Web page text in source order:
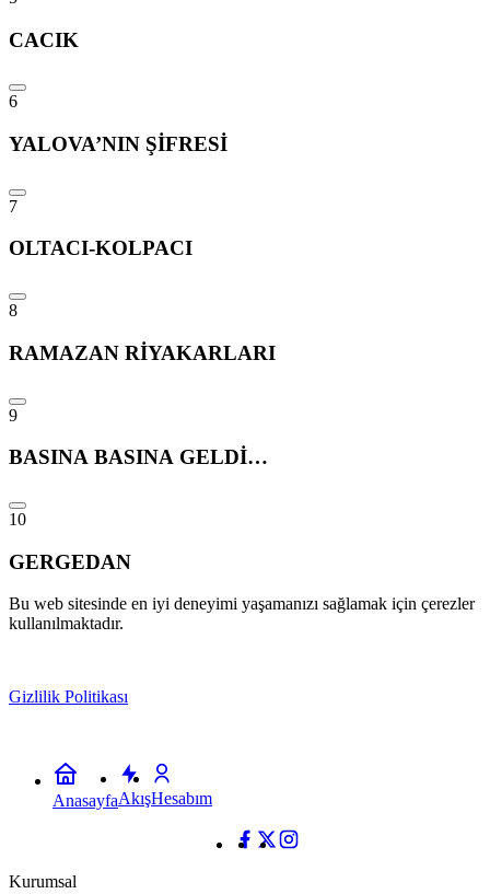
CACIK
6
YALOVA’NIN ŞİFRESİ
7
OLTACI-KOLPACI
8
RAMAZAN RİYAKARLARI
9
BASINA BASINA GELDİ…
10
GERGEDAN
Bu web sitesinde en iyi deneyimi yaşamanızı sağlamak için çerezler
kullanılmaktadır.
Gizlilik Politikası
AnasayfaAkışHesabım
Kurumsal